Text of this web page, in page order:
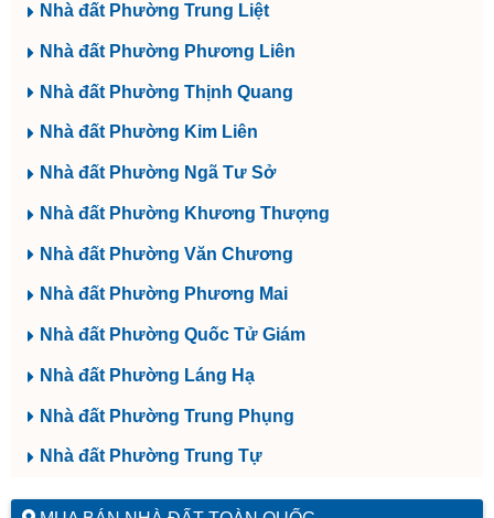
Nhà đất Phường Trung Liệt
Nhà đất Phường Phương Liên
Nhà đất Phường Thịnh Quang
Nhà đất Phường Kim Liên
Nhà đất Phường Ngã Tư Sở
Nhà đất Phường Khương Thượng
Nhà đất Phường Văn Chương
Nhà đất Phường Phương Mai
Nhà đất Phường Quốc Tử Giám
Nhà đất Phường Láng Hạ
Nhà đất Phường Trung Phụng
Nhà đất Phường Trung Tự